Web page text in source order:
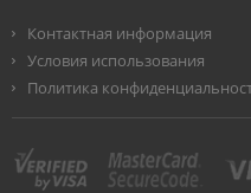
Контактная информация
Условия использования
Политика